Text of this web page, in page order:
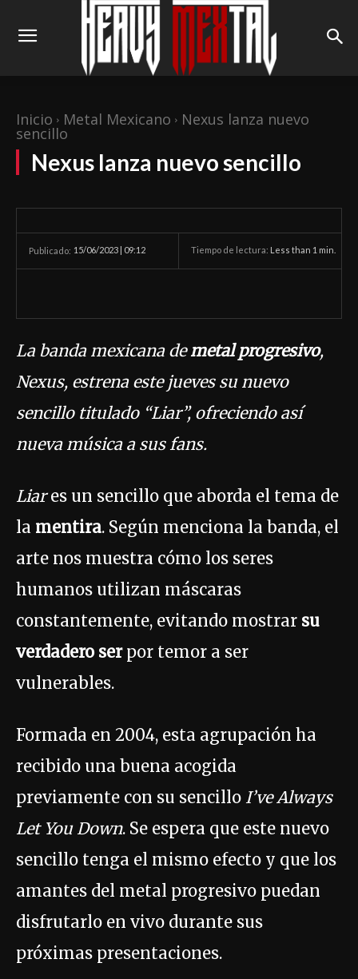
Inicio Metal Mexicano Nexus lanza nuevo
sencillo
Nexus lanza nuevo sencillo
Publicado: 15/06/2023 | 09:12 Tiempo de lectura: Less than 1 min.
La banda mexicana demetal progresivo,
Nexus, estrena este jueves su nuevo
sencillo titulado “Liar”, ofreciendo así
nueva música a sus fans.
Liares un sencillo que aborda el tema de
la mentira. Según menciona la banda, el
arte nos muestra cómo los seres
humanos utilizan máscaras
constantemente, evitando mostrar su
verdadero serpor temor a ser
vulnerables.
Formada en 2004, esta agrupación ha
recibido una buena acogida
previamente con su sencillo I’ve Always
Let You Down. Se espera que este nuevo
sencillo tenga el mismo efecto y que los
amantes del metal progresivo puedan
disfrutarlo en vivo durante sus
próximas presentaciones.